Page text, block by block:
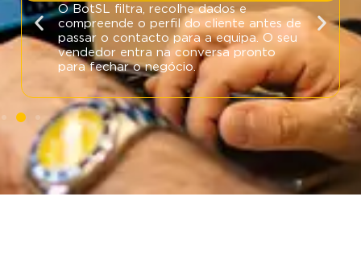
O BotSL filtra, recolhe dados e
compreende o perfil do cliente antes de
passar o contacto para a equipa. O seu
vendedor entra na conversa pronto
para fechar o negócio.